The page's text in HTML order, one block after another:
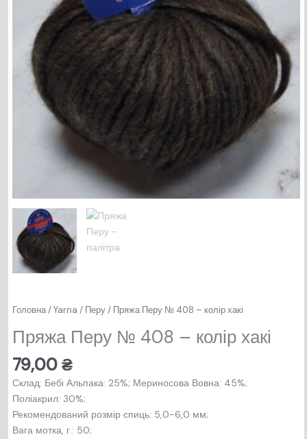
Головна/Yarna / Перу/ Пряжа Перу № 408 – колір хакі
Пряжа Перу № 408 – колір хакі
79,00₴
Склад: Бебi Альпака: 25%; Мериносова Вовна: 45%;
Поліакрил: 30%;
Рекомендований розмір спиць: 5,0-6,0 мм;
Вага мотка, г.: 50;